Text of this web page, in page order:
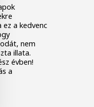
ez a kedvenc
nem
illata.
évben!
a